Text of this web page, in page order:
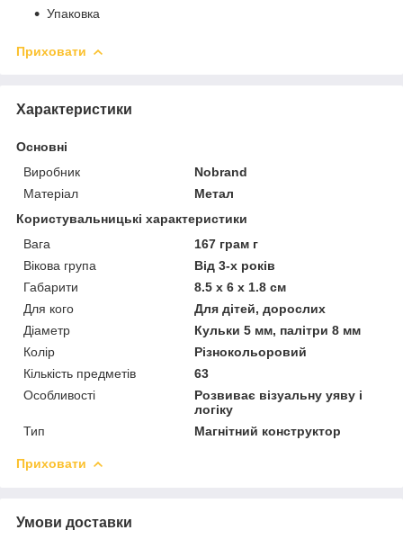
Упаковка
Приховати
Характеристики
Основні
Виробник
Nobrand
Матеріал
Метал
Користувальницькі характеристики
Вага
167 грам г
Вікова група
Від 3-х років
Габарити
8.5 x 6 x 1.8 cм
Для кого
Для дітей, дорослих
Діаметр
Кульки 5 мм, палітри 8 мм
Колір
Різнокольоровий
Кількість предметів
63
Особливості
Розвиває візуальну уяву і
логіку
Тип
Магнітний конструктор
Приховати
Умови доставки